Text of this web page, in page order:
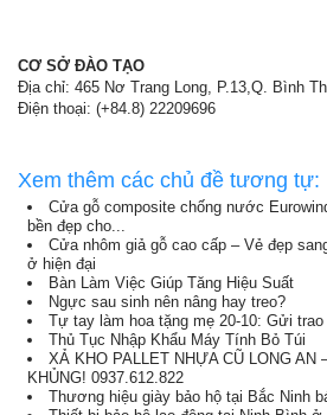
CƠ SỞ ĐÀO TẠO
Địa chỉ: 465 Nơ Trang Long, P.13,Q. Bình
Điện thoại: (+84.8) 22209696
Xem thêm các chủ đề tương tự:
Cửa gỗ composite chống nước
bền đẹp cho...
Cửa nhôm giả gỗ cao cấp – Vẻ đẹp
ở hiện đại
Bàn Làm Việc Giúp Tăng Hiệu Suất
Ngực sau sinh nên nâng hay treo?
Tự tay làm hoa tặng mẹ 20-10: Gửi
Thủ Tục Nhập Khẩu Máy Tính Bỏ Túi
XẢ KHO PALLET NHỰA CŨ LONG AN
KHỦNG! 0937.612.822
Thương hiệu giày bảo hộ tại Bắc Ninh